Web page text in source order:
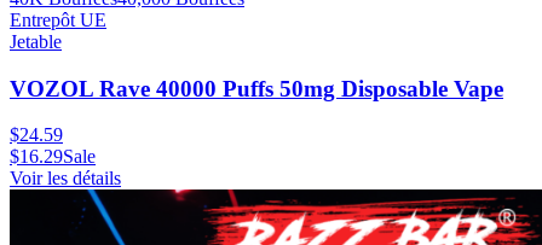
Entrepôt UE
Jetable
VOZOL Rave 40000 Puffs 50mg Disposable Vape
$24.59
$16.29Sale
Voir les détails